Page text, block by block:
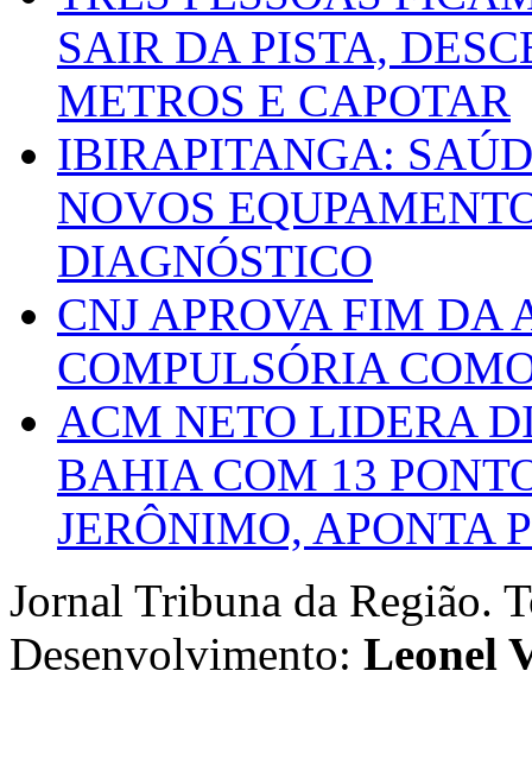
SAIR DA PISTA,
METROS E CAPOTAR
IBIRAPITANGA:
NOVOS
DIAGNÓSTICO
CNJ APROVA FIM DA
COMPULSÓRIA
ACM NETO LIDERA
BAHIA COM 13
JERÔNIMO, APONTA
Jornal Tribuna da Região.
Desenvolvimento: Leonel